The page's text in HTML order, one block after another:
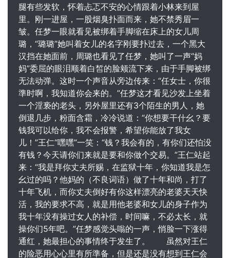
腿有些发软，怀着忐忑不安的心情跟着小林来到屋
里。刚一进屋，一股烟臭扑面而来，她不禁秀眉一
皱。任梦一眼就看见被绑着手脚缩在床上的女儿周
璐，“璐璐”她叫着女儿的名字刚要扑过去，一个黑大
汉挡在她面前，周璐也看见了任梦，她叫了一声“妈
妈”委屈的眼泪顺着白皙的脸颊流下来，由于手脚被绑
无法动弹。这时一个声音从旁边传来：“任女士，你很
準时啊，我知道你会来的。”任梦这才看见沙发上坐着
一个淫亵的老头，另外屋里还有3个陌生的男人，她
倒退几步，粉面含霜，冷冷说道：“你想要干什幺？要
钱我可以给你，我不会报警，希望你能放了我女
儿！”王仁“嘿嘿”一笑：“钱？我会有的，有你们还怕没
有钱？今天请你们来就是要和你做个交易。”王仁站起
来：“我是拜你丈夫所赐，在监狱十年，你知道我是怎
幺过的吗？他妈的（不良词语）做了十年和尚，打了
十年飞机，而你丈夫倒好有你这样漂亮的老婆天天快
活，我的要求不高，就是用他老婆和女儿的身子作为
我十年没有操过女人的补偿，时间嘛，不必太长，就
操你们5年吧。”任梦感觉头嗡的一声，悄脸一下涨得
通红，她最担心的事情终于发生了。 虽然对王仁
的险恶用心心里有所準备，但是还是没有想到王仁会